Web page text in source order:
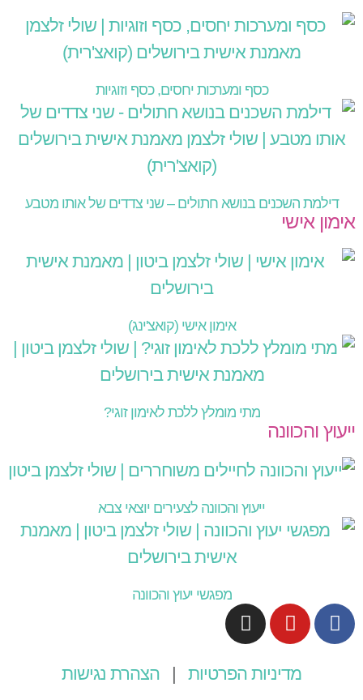
כסף ומערכות יחסים, כסף וזוגיות
דילמת השכנים בנושא חתולים – שני צדדים של אותו מטבע
אימון אישי
אימון אישי (קואצ'ינג)
מתי מומלץ ללכת לאימון זוגי?
ייעוץ והכוונה
ייעוץ והכוונה לצעירים יוצאי צבא
מפגשי יעוץ והכוונה
מדיניות הפרטיות | הצהרת נגישות